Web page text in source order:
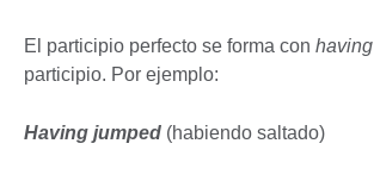
El participio perfecto se forma con having
participio. Por ejemplo:
Having jumped (habiendo saltado)